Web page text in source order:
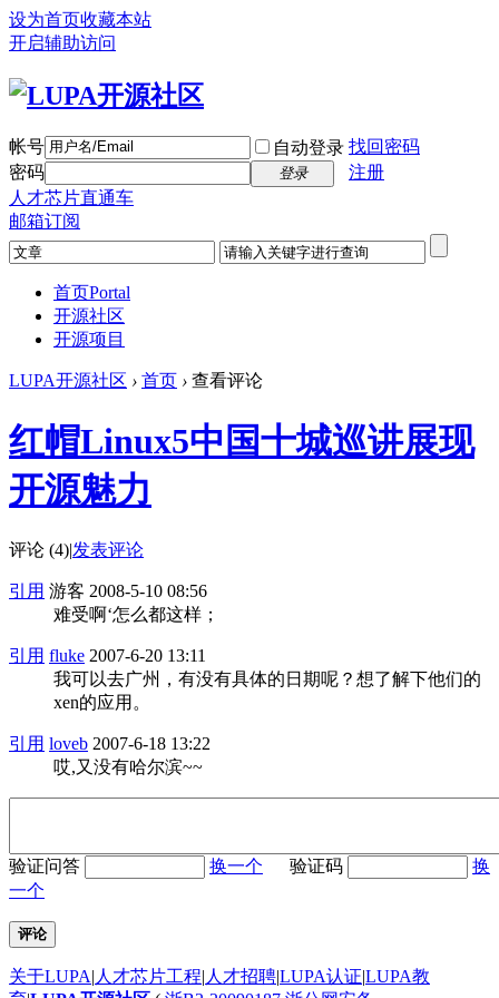
设为首页收藏本站
开启辅助访问
帐号 自动登录 找回密码
密码
登录
注册
人才芯片直通车
邮箱订阅
首页Portal
开源社区
开源项目
LUPA开源社区 › 首页 › 查看评论
红帽Linux5中国十城巡讲展现
开源魅力
评论 (4)|发表评论
引用 游客 2008-5-10 08:56
难受啊‘怎么都这样；
引用 fluke 2007-6-20 13:11
我可以去广州，有没有具体的日期呢？想了解下他们的
xen的应用。
引用 loveb 2007-6-18 13:22
哎,又没有哈尔滨~~
验证问答 换一个 验证码
换
一个
评论
关于LUPA| 人才芯片工程| 人才招聘|LUPA认证|LUPA教